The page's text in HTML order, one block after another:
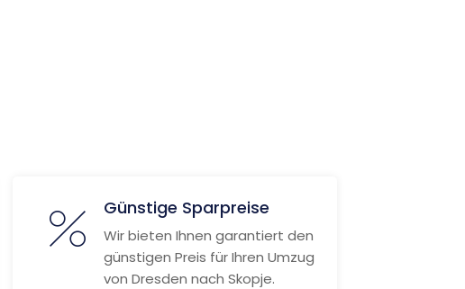
Günstige Sparpreise
Wir bieten Ihnen garantiert den
günstigen Preis für Ihren Umzug
von Dresden nach Skopje.